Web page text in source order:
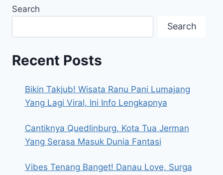
Search
Search
Recent Posts
Bikin Takjub! Wisata Ranu Pani Lumajang
Yang Lagi Viral, Ini Info Lengkapnya
Cantiknya Quedlinburg, Kota Tua Jerman
Yang Serasa Masuk Dunia Fantasi
Vibes Tenang Banget! Danau Love, Surga